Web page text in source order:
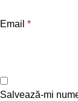
Email *
Salvează-mi